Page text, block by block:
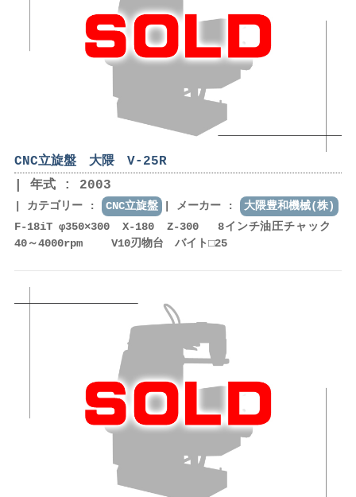
CNC立旋盤 大隈 V-25R
年式 : 2003
カテゴリー : CNC立旋盤 メーカー :
大隈豊和機械(株)
F-18iT φ350×300 X-180 Z-300 8インチ油圧チャック
40～4000rpm V10刃物台 バイト□25